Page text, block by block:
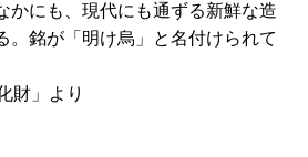
かにも、現代にも通ずる新鮮な造
。銘が「明け烏」と名付けられて
財」より